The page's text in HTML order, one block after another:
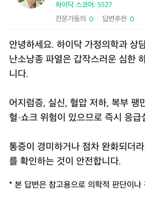
하이닥 스코어: 5527
전문가동의 0 답변추천 0
안녕하세요. 하이닥 가정의학과 상
난소낭종 파열은 갑작스러운 심한
니다.
어지럼증, 실신, 혈압 저하, 복부 팽
혈·쇼크 위험이 있으므로 즉시 응급
통증이 경미하거나 점차 완화되더
를 확인하는 것이 안전합니다.
* 본 답변은 참고용으로 의학적 판단이나